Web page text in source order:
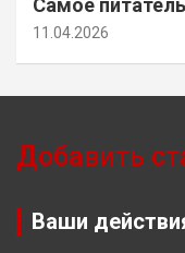
Самое
11.04.2026
Добавить
Ваши